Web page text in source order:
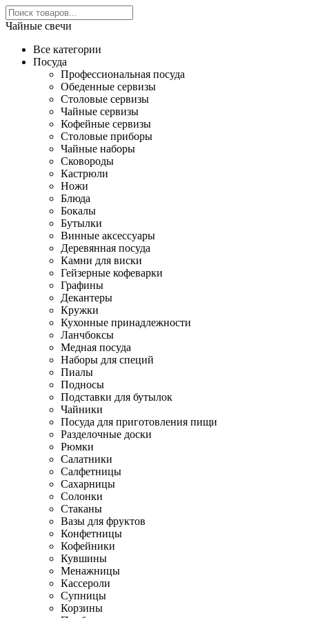
Чайные свечи
Все категории
Посуда
Профессиональная посуда
Обеденные сервизы
Столовые сервизы
Чайные сервизы
Кофейные сервизы
Столовые приборы
Чайные наборы
Сковороды
Кастрюли
Ножи
Блюда
Бокалы
Бутылки
Винные аксессуары
Деревянная посуда
Камни для виски
Гейзерные кофеварки
Графины
Декантеры
Кружки
Кухонные принадлежности
Ланчбоксы
Медная посуда
Наборы для специй
Пиалы
Подносы
Подставки для бутылок
Чайники
Посуда для приготовления пищи
Разделочные доски
Рюмки
Салатники
Салфетницы
Сахарницы
Солонки
Стаканы
Вазы для фруктов
Конфетницы
Кофейники
Кувшины
Менажницы
Кассероли
Супницы
Корзины